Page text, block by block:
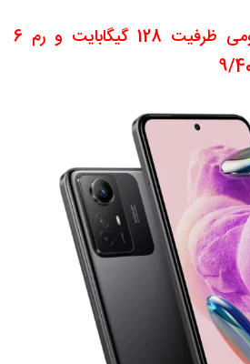
ردمی نوت 12S شیائومی ظرفیت 128 گیگابایت و رم 6